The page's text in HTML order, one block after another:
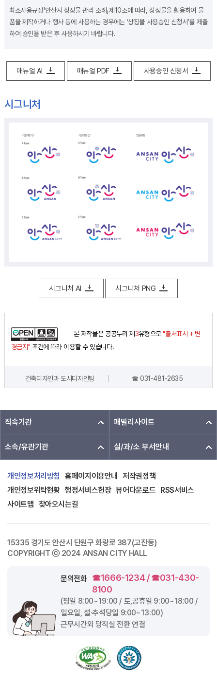
최소사용규정「안산시 상징물 관리 조례」제10조에 따라, 상징물을 활용하여 물
품을 제작하거나 행사 등에 사용하는 경우에는 ‘상징물 사용승인 신청서’를 제출
하여 승인을 받은 후 사용하시기 바랍니다.
매뉴얼 AI 매뉴얼 PDF 사용승인 신청서
시그니처
시그니처 AI 시그니처 PNG
본 저작물은 공공누리 제 3유형으로"출처표시 + 변
경금지" 조건에 따라 이용할 수 있습니다.
건축디자인과 도시디자인팀 ☎ 031-481-2635
직속기관 패밀리사이트
소속/유관기관 실/과/소 부서안내
개인정보처리방침 홈페이지이용안내
저작권정책
개인정보위탁현황 행정서비스헌장 뷰어다운로드
RSS서비스
사이트맵 찾아오시는길
15335 경기도 안산시 단원구 화랑로 387(고잔동)
COPYRIGHT ⓒ 2024 ANSAN CITY HALL
문의전화
☎1666-1234 / ☎031-430-
8100
(평일 8:00~19:00 / 토,공휴일 9:00~18:00 /
일요일, 설·추석당일 9:00~13:00)
근무시간외 당직실 전환 연결